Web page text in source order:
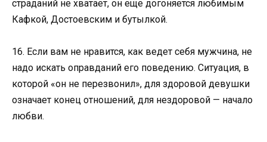
страданий не хватает, он еще догоняется любимым
Кафкой, Достоевским и бутылкой.
16. Если вам не нравится, как ведет себя мужчина, не
надо искать оправданий его поведению. Ситуация, в
которой «он не перезвонил», для здоровой девушки
означает конец отношений, для нездоровой — начало
любви.